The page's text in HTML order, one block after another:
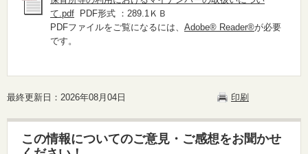
て.pdf PDF形式 ：289.1ＫＢ
PDFファイルをご覧になるには、 Adobe® Reader®が必要
です。
最終更新日：2026年08月04日 印刷
この情報についてのご意見・ご感想をお聞かせ